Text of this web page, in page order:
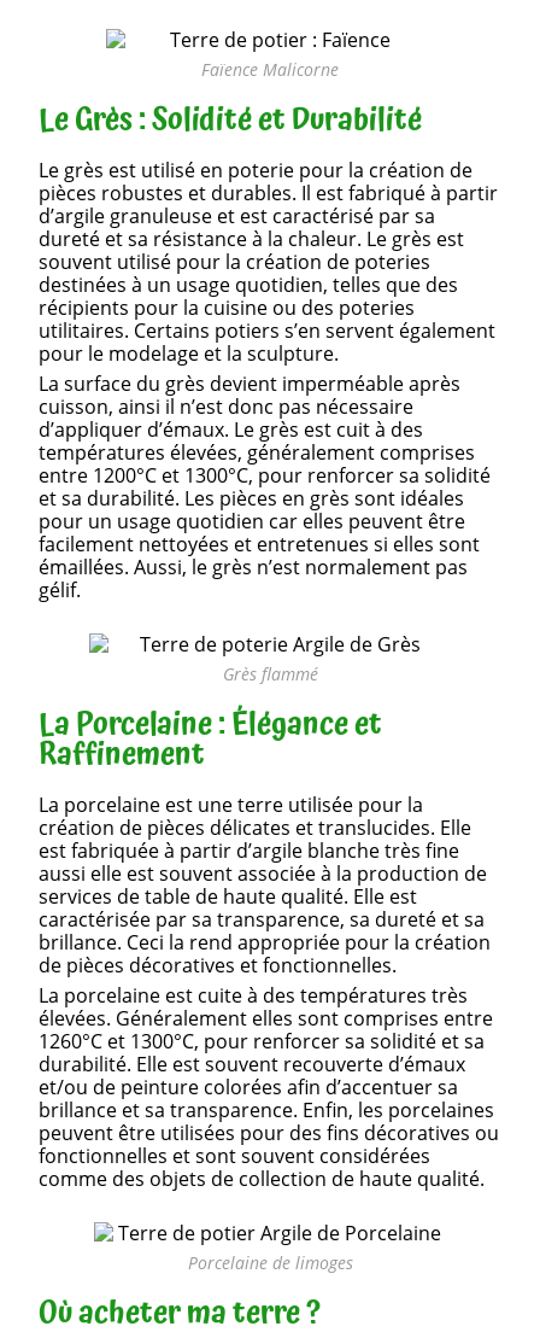
Faïence Malicorne
Le Grès : Solidité et Durabilité
Le grès est utilisé en poterie pour la création de
pièces robustes et durables. Il est fabriqué à partir
d’argile granuleuse et est caractérisé par sa
dureté et sa résistance à la chaleur. Le grès est
souvent utilisé pour la création de poteries
destinées à un usage quotidien, telles que des
récipients pour la cuisine ou des poteries
utilitaires. Certains potiers s’en servent également
pour le modelage et la sculpture.
La surface du grès devient imperméable après
cuisson, ainsi il n’est donc pas nécessaire
d’appliquer d’émaux. Le grès est cuit à des
températures élevées, généralement comprises
entre 1200°C et 1300°C, pour renforcer sa solidité
et sa durabilité. Les pièces en grès sont idéales
pour un usage quotidien car elles peuvent être
facilement nettoyées et entretenues si elles sont
émaillées. Aussi, le grès n’est normalement pas
gélif.
Grès flammé
La Porcelaine : Élégance et
Raffinement
La porcelaine est une terre utilisée pour la
création de pièces délicates et translucides. Elle
est fabriquée à partir d’argile blanche très fine
aussi elle est souvent associée à la production de
services de table de haute qualité. Elle est
caractérisée par sa transparence, sa dureté et sa
brillance. Ceci la rend appropriée pour la création
de pièces décoratives et fonctionnelles.
La porcelaine est cuite à des températures très
élevées. Généralement elles sont comprises entre
1260°C et 1300°C, pour renforcer sa solidité et sa
durabilité. Elle est souvent recouverte d’émaux
et/ou de peinture colorées afin d’accentuer sa
brillance et sa transparence. Enfin, les porcelaines
peuvent être utilisées pour des fins décoratives ou
fonctionnelles et sont souvent considérées
comme des objets de collection de haute qualité.
Porcelaine de limoges
Où acheter ma terre ?